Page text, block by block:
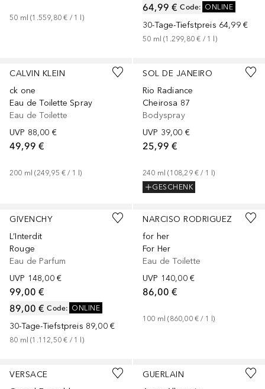
50 ml (1.559,80 € / 1 l)
Code: ONLINE
64,99 €
30-Tage-Tiefstpreis 64,99 €
50 ml (1.299,80 € / 1 l)
CALVIN KLEIN
ck one
Eau de Toilette Spray
Eau de Toilette
UVP 88,00 €
49,99 €
200 ml (249,95 € / 1 l)
SOL DE JANEIRO
Rio Radiance
Cheirosa 87
Bodyspray
UVP 39,00 €
25,99 €
240 ml (108,29 € / 1 l)
GESCHENK
Größe
GIVENCHY
L’Interdit
Rouge
Eau de Parfum
UVP 148,00 €
99,00 €
Code: ONLINE
89,00 €
30-Tage-Tiefstpreis 89,00 €
80 ml (1.112,50 € / 1 l)
NARCISO RODRIGUEZ
for her
For Her
Eau de Toilette
UVP 140,00 €
86,00 €
100 ml (860,00 € / 1 l)
Größen
VERSACE
Größen
GUERLAIN